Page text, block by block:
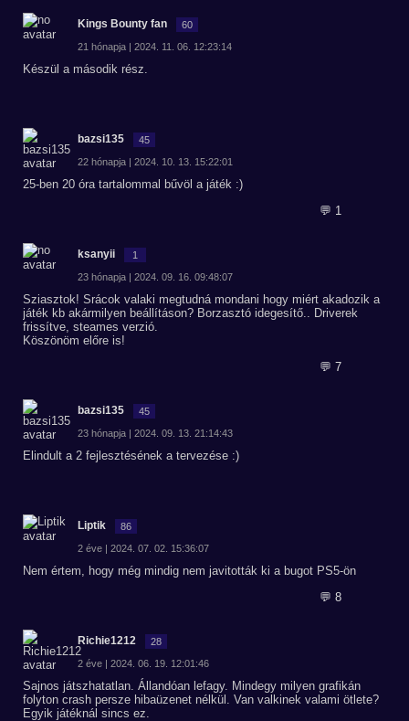
Kings Bounty fan 60
21 hónapja | 2024. 11. 06. 12:23:14
Készül a második rész.
bazsi135 45
22 hónapja | 2024. 10. 13. 15:22:01
25-ben 20 óra tartalommal bűvöl a játék :)
💬 1
ksanyii 1
23 hónapja | 2024. 09. 16. 09:48:07
Sziasztok! Srácok valaki megtudná mondani hogy miért akadozik a
játék kb akármilyen beállításon? Borzasztó idegesítő.. Driverek
frissítve, steames verzió.
Köszönöm előre is!
💬 7
bazsi135 45
23 hónapja | 2024. 09. 13. 21:14:43
Elindult a 2 fejlesztésének a tervezése :)
Liptik 86
2 éve | 2024. 07. 02. 15:36:07
Nem értem, hogy még mindig nem javitották ki a bugot PS5-ön
💬 8
Richie1212 28
2 éve | 2024. 06. 19. 12:01:46
Sajnos játszhatatlan. Állandóan lefagy. Mindegy milyen grafikán
folyton crash persze hibaüzenet nélkül. Van valkinek valami ötlete?
Egyik játéknál sincs ez.